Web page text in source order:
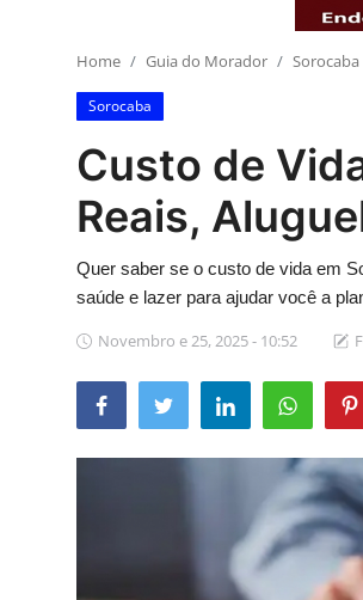
Home Guia do Morador Sorocaba
Sorocaba
Custo de
Reais,
Quer saber se o custo de vida em
saúde e lazer para ajudar você a
Novembro e 25, 2025 - 10:52